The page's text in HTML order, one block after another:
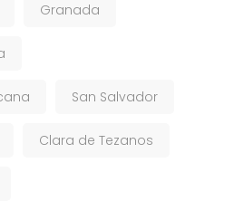
Granada
San Salvador
Clara de Tezanos